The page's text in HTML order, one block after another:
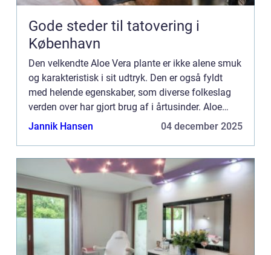
Gode steder til tatovering i
København
Den velkendte Aloe Vera plante er ikke alene smuk
og karakteristisk i sit udtryk. Den er også fyldt
med helende egenskaber, som diverse folkeslag
verden over har gjort brug af i årtusinder. Aloe
Vera planten tilhører sukkulent fami...
Jannik Hansen 04 december 2025